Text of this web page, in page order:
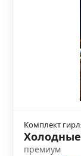
Комплект
премиум